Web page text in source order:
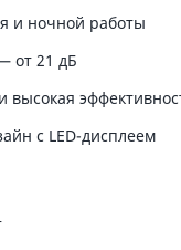
и ночной работы
от 21 дБ
высокая
с LED-дисплеем